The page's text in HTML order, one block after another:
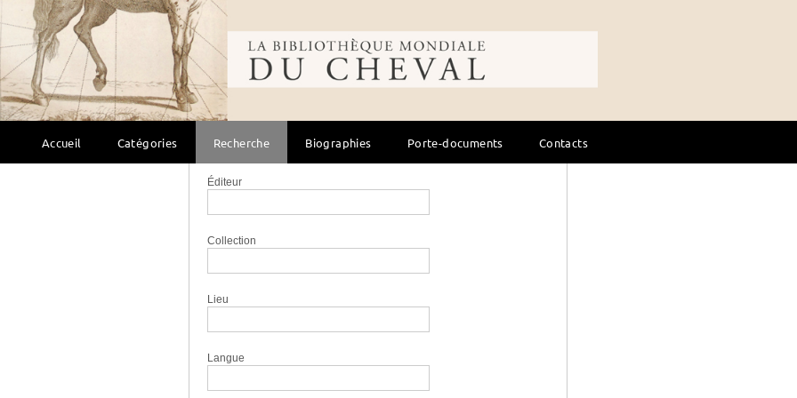
Bibliothèque mondiale du cheval
Accueil Catégories Recherche Biographies Porte-documents Contacts
Sujet
Auteur
Éditeur
Collection
Lieu
Langue